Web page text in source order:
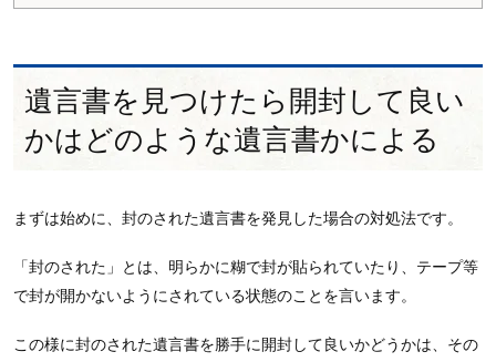
遺言書を見つけたら開封して良い
かはどのような遺言書かによる
まずは始めに、封のされた遺言書を発見した場合の対処法です。
「封のされた」とは、明らかに糊で封が貼られていたり、テープ等
で封が開かないようにされている状態のことを言います。
この様に封のされた遺言書を勝手に開封して良いかどうかは、その